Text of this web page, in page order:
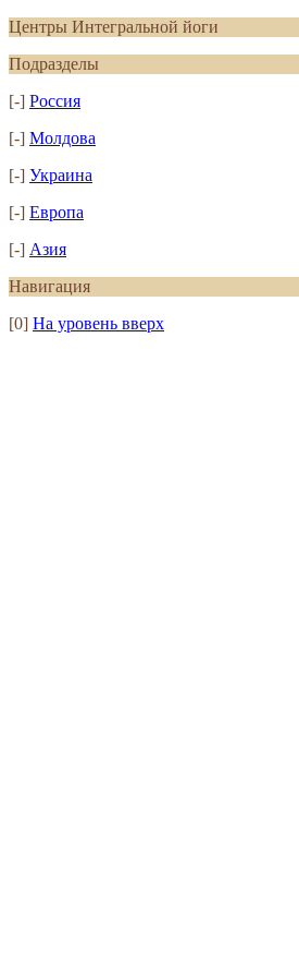
Центры Интегральной йоги
Подразделы
[-] Россия
[-] Молдова
[-] Украина
[-] Европа
[-] Азия
Навигация
[0] На уровень вверх